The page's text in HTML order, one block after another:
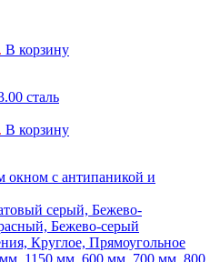
В корзину
сталь
В корзину
с антипаникой и
серый, Бежево-
Бежево-серый
Круглое, Прямоугольное
1150 мм, 600 мм, 700 мм, 800